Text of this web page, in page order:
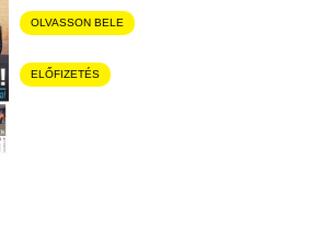
OLVASSON BELE
ELŐFIZETÉS